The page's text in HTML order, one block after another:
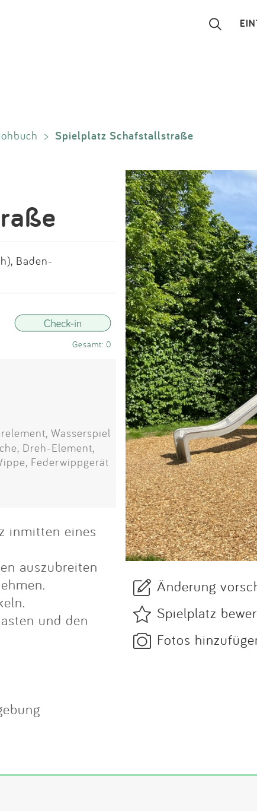
App
Blog
Partner
Kontakt
Impressum
Anmelden
> Spielplatz Schafstallstraße
Baden-
Gesamt: 0
Wasserspiel
Dreh-Element,
Federwippgerät
inmitten eines
auszubreiten
und den
Änderung
Spielplatz
Fotos